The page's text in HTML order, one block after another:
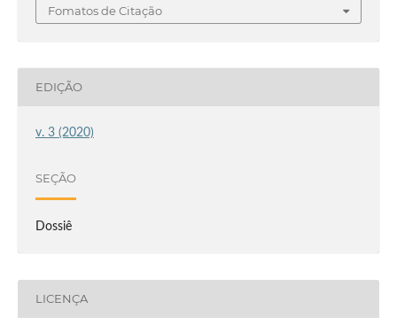
Fomatos de Citação
EDIÇÃO
v. 3 (2020)
SEÇÃO
Dossiê
LICENÇA